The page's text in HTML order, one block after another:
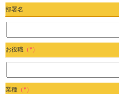
部署名
お役職 （*）
業種 （*）